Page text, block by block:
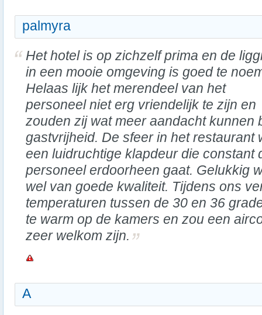
palmyra
Het hotel is op zichzelf prima en de
in een mooie omgeving is goed te
Helaas lijk het merendeel van het
personeel niet erg vriendelijk te zijn en
zouden zij wat meer aandacht kunnen
gastvrijheid. De sfeer in het restaurant
een luidruchtige klapdeur die constant
personeel erdoorheen gaat. Gelukkig
wel van goede kwaliteit. Tijdens ons
temperaturen tussen de 30 en 36
te warm op de kamers en zou een
zeer welkom zijn.
A